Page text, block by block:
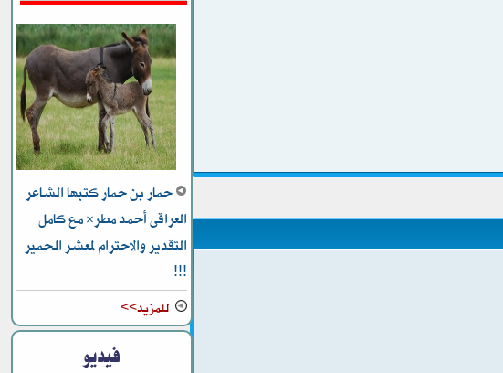
حمار بن حمار كتبها الشاعر
العراقى أحمد مطر* مع كامل
التقدير والاحترام لمعشر الحمير
!!!
للمزيد>>
فيديو